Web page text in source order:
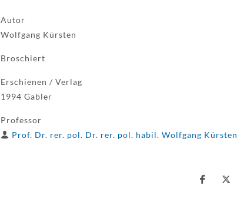
Autor
Wolfgang Kürsten
Broschiert
Erschienen / Verlag
1994 Gabler
Professor
Prof. Dr. rer. pol. Dr. rer. pol. habil. Wolfgang Kürsten